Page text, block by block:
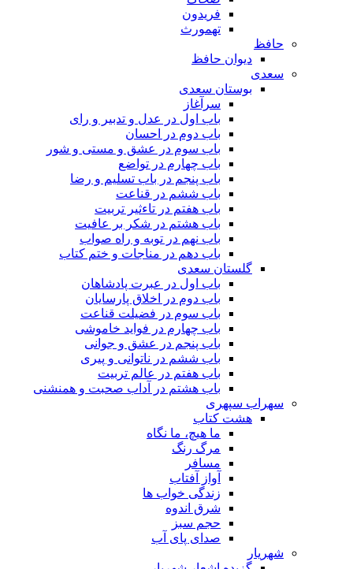
فریدون
تهمورث
حافظ
دیوان حافظ
سعدی
بوستان سعدی
سرآغاز
باب اول در عدل و تدبیر و رای
باب دوم در احسان
باب سوم در عشق و مستی و شور
باب چهارم در تواضع
باب پنجم در باب تسلیم و رضا
باب ششم در قناعت
باب هفتم در تاءثیر تربیت
باب هشتم در شکر بر عافیت
باب نهم در توبه و راه صواب
باب دهم در مناجات و ختم کتاب
گلستان سعدی
باب اول در عبرت پادشاهان
باب دوم در اخلاق پارسایان
باب سوم در فضیلت قناعت
باب چهارم در فواید خاموشى
باب پنجم در عشق و جوانى
باب ششم در ناتوانى و پیرى
باب هفتم در عالم تربیت
باب هشتم در آداب صحبت و همنشنى
سهراب سپهری
هشت کتاب
ما هیچ، ما نگاه
مرگ رنگ
مسافر
آواز آفتاب
زندگی خواب ها
شرق اندوه
حجم سبز
صدای پای آب
شهریار